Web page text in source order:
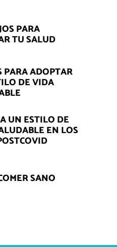
PARA
TU SALUD
PARA ADOPTAR
DE VIDA
UN ESTILO DE
EN LOS
SANO